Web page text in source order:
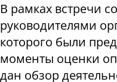
В рамках встречи
руководителями
которого были
моменты оценки
дан обзор